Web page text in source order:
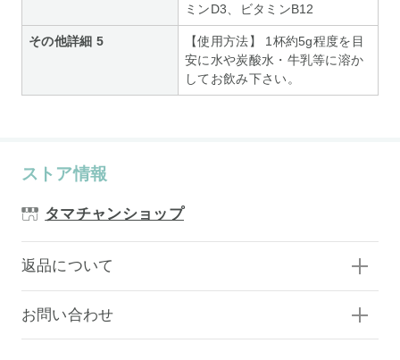
ミンD3、ビタミンB12
その他詳細 5
【使用方法】 1杯約5g程度を目
安に水や炭酸水・牛乳等に溶か
してお飲み下さい。
ストア情報
タマチャンショップ
返品について
お問い合わせ